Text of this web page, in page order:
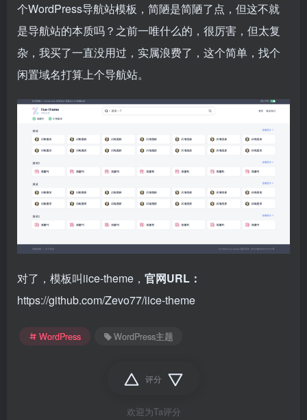
个WordPress导航站模板，简陋是简陋了点，但这不就
是导航站的本质吗？之前一唯什么的，很厉害，但太复
杂，我买了一直没用过，实属浪费了，这个简单，找个
闲置域名打算上个导航站。
对了，模板叫iice-theme， 官网URL：
https://github.com/Zevo77/iice-theme
WordPress WordPress主题
评分
欢迎为Ta评分